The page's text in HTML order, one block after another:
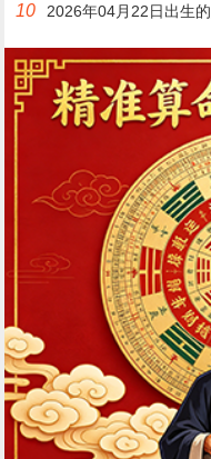
10 2026年04月22日出生